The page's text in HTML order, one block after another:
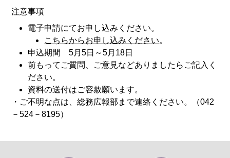
注意事項
電子申請にてお申し込みください。
こちらからお申し込みください。
申込期間 5月5日～5月18日
前もってご質問、ご意見などありましたらご記入く
ださい。
資料の送付はご容赦願います。
・ご不明な点は、総務広報部まで連絡ください。（042
－524－8195）